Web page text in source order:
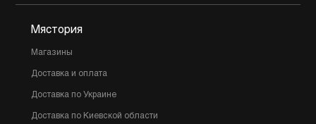
Мястория
Магазины
Доставка и оплата
Доставка по Украине
Доставка по Киевской области